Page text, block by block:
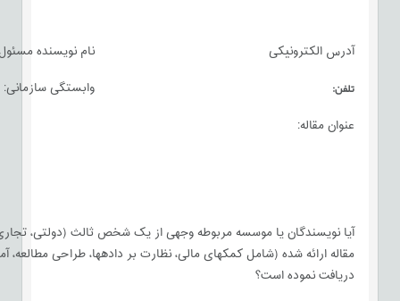
آدرس الکترونیکی نام نویسنده مسئول:
تلفن:
وابستگی سازمانی:
عنوان مقاله:
آیا نویسندگان یا موسسه مربوطه وجهی از یک شخص ثالث (دولتی،
مقاله ارائه شده (شامل کمک‏های مالی، نظارت بر داده‏ها، طراحی مطالعه،
دریافت نموده است؟